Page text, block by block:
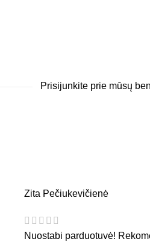
Prisijunkite prie mūsų
Zita Pečiukevičienė
Nuostabi parduotuvė!